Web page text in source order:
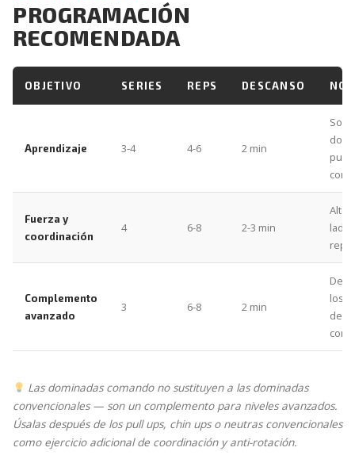
PROGRAMACIÓN
RECOMENDADA
OBJETIVO SERIES REPS DESCANSO
Aprendizaje 3-4 4-6 2 min
Solo
pull
Fuerza y
coordinación
4 6-8 2-3 min
lado
Complemento
avanzado
3 6-8 2 min
los
de
Las dominadas comando no sustituyen a las dominadas
convencionales — son un complemento para niveles avanzados.
Úsalas después de los pull ups, chin ups o neutras convencionales
como ejercicio adicional de coordinación y anti-rotación.